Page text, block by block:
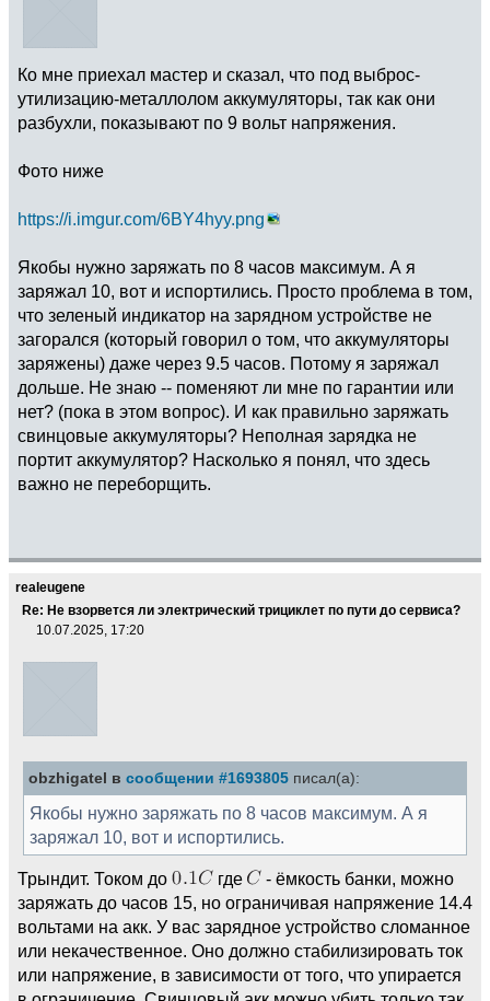
Ко мне приехал мастер и сказал, что под выброс-
утилизацию-металлолом аккумуляторы, так как они
разбухли, показывают по 9 вольт напряжения.
Фото ниже
https://i.imgur.com/6BY4hyy.png
Якобы нужно заряжать по 8 часов максимум. А я
заряжал 10, вот и испортились. Просто проблема в том,
что зеленый индикатор на зарядном устройстве не
загорался (который говорил о том, что аккумуляторы
заряжены) даже через 9.5 часов. Потому я заряжал
дольше. Не знаю -- поменяют ли мне по гарантии или
нет? (пока в этом вопрос). И как правильно заряжать
свинцовые аккумуляторы? Неполная зарядка не
портит аккумулятор? Насколько я понял, что здесь
важно не переборщить.
realeugene
Re: Не взорвется ли электрический трициклет по пути до сервиса?
10.07.2025, 17:20
obzhigatel в сообщении #1693805 писал(а):
Якобы нужно заряжать по 8 часов максимум. А я
заряжал 10, вот и испортились.
Трындит. Током до где
- ёмкость банки, можно
заряжать до часов 15, но ограничивая напряжение 14.4
вольтами на акк. У вас зарядное устройство сломанное
или некачественное. Оно должно стабилизировать ток
или напряжение, в зависимости от того, что упирается